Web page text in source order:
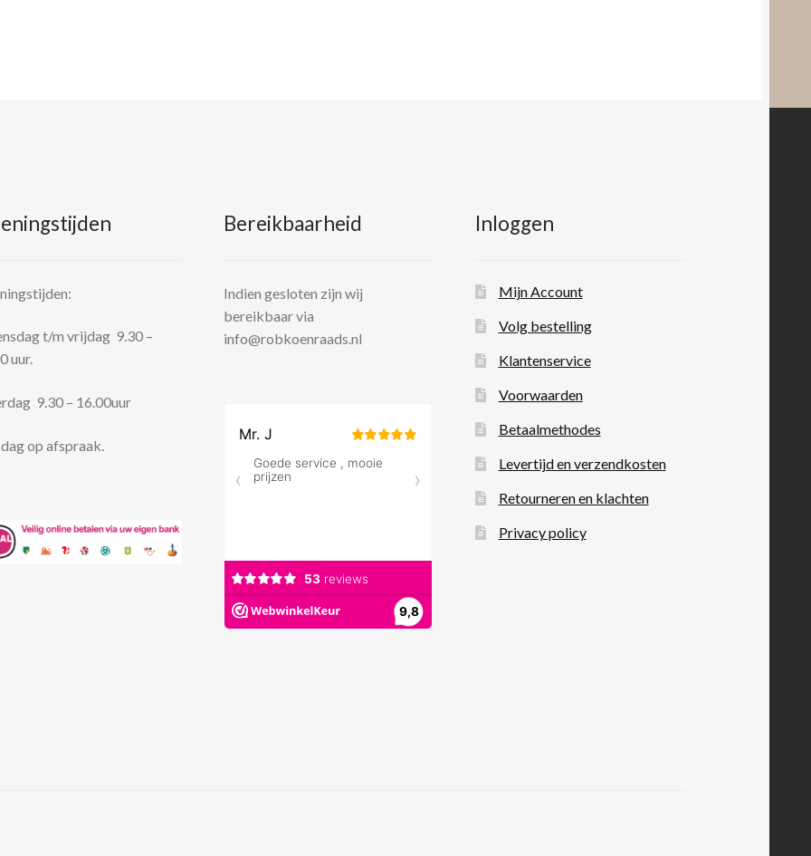
t/m vrijdag 9.30 –
uur.
9.30 – 16.00uur
op afspraak.
Bereikbaarheid
Indien gesloten zijn wij
bereikbaar via
info@robkoenraads.nl
Inloggen
Mijn Account
Volg bestelling
Klantenservice
Voorwaarden
Betaalmethodes
Levertijd en verzendkosten
Retourneren en klachten
Privacy policy